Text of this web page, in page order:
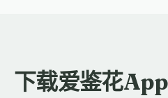
下载爱鉴花App